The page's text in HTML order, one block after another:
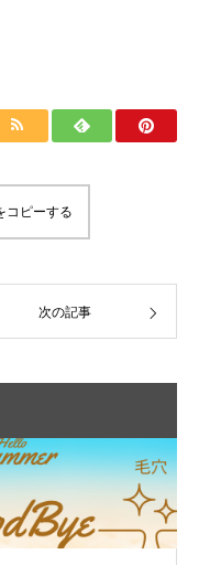
コピーする
次の記事